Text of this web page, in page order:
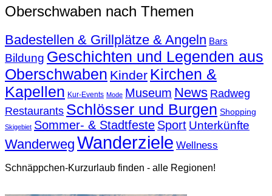
Oberschwaben nach Themen
Badestellen & Grillplätze & Angeln Bars
Bildung Geschichten und Legenden aus
Oberschwaben Kinder Kirchen &
Kapellen Kur-Events Mode Museum News Radweg
Restaurants Schlösser und Burgen Shopping
Skigebiet Sommer- & Stadtfeste Sport Unterkünfte
Wanderweg Wanderziele Wellness
Schnäppchen-Kurzurlaub finden - alle Regionen!